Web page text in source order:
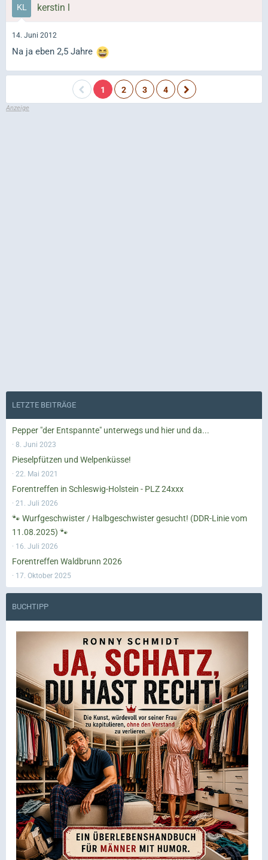
kerstin l
14. Juni 2012
Na ja eben 2,5 Jahre
1 2 3 4
LETZTE BEITRÄGE
Pepper "der Entspannte" unterwegs und hier und da...
8. Juni 2023
Pieselpfützen und Welpenküsse!
22. Mai 2021
Forentreffen in Schleswig-Holstein - PLZ 24xxx
21. Juli 2026
🐾 Wurfgeschwister / Halbgeschwister gesucht! (DDR-Linie vom
11.08.2025) 🐾
16. Juli 2026
Forentreffen Waldbrunn 2026
17. Oktober 2025
BUCHTIPP